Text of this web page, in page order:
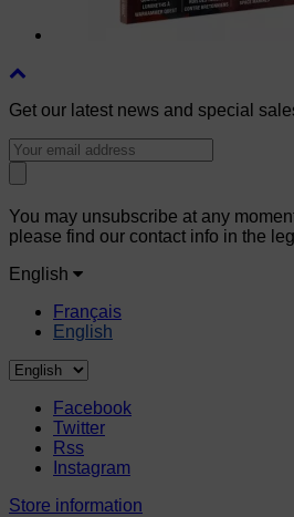
Get our latest news and special
You may unsubscribe at any
please find our contact info in the
English
Français
English
Facebook
Twitter
Rss
Instagram
Store information